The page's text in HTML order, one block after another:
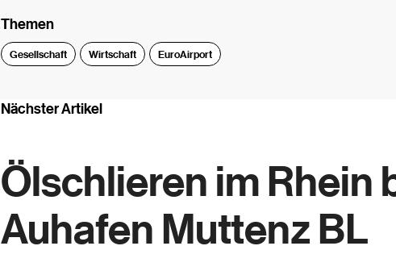
Themen
Gesellschaft Wirtschaft EuroAirport
Nächster Artikel
Ölschlieren im Rhein
Auhafen Muttenz BL